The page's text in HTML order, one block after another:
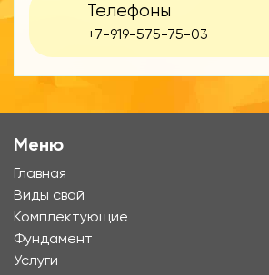
Телефоны
+7-919-575-75-03
Меню
Главная
Виды свай
Комплектующие
Фундамент
Услуги